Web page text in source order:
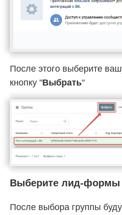
После этого выберите
кнопку "Выбрать"
Выберите лид-формы
После выбора группы